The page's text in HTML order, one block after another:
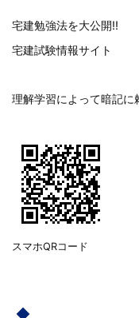
宅建勉強法を大公開!!
宅建試験情報サイト
理解学習によって暗記に
スマホQRコード